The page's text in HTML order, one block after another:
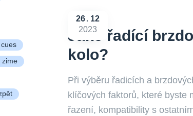
zime
Jaké řadící
kolo?
26
12
2023
Při výběru řadicích a
klíčových faktorů, které byste
řazení, kompatibility s